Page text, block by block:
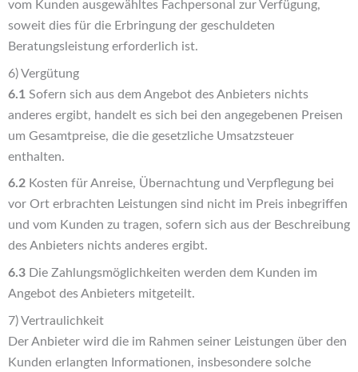
vom Kunden ausgewähltes Fachpersonal zur Verfügung,
soweit dies für die Erbringung der geschuldeten
Beratungsleistung erforderlich ist.
6) Vergütung
6.1 Sofern sich aus dem Angebot des Anbieters nichts
anderes ergibt, handelt es sich bei den angegebenen Preisen
um Gesamtpreise, die die gesetzliche Umsatzsteuer
enthalten.
6.2 Kosten für Anreise, Übernachtung und Verpflegung bei
vor Ort erbrachten Leistungen sind nicht im Preis inbegriffen
und vom Kunden zu tragen, sofern sich aus der Beschreibung
des Anbieters nichts anderes ergibt.
6.3 Die Zahlungsmöglichkeiten werden dem Kunden im
Angebot des Anbieters mitgeteilt.
7) Vertraulichkeit
Der Anbieter wird die im Rahmen seiner Leistungen über den
Kunden erlangten Informationen, insbesondere solche